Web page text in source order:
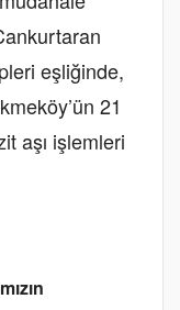
eşliğinde,
21
aşı işlemleri